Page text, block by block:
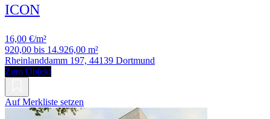
ICON
16,00 €/m²
920,00 bis 14.926,00 m²
Rheinlanddamm 197, 44139 Dortmund
Zum Objekt
Auf Merkliste setzen